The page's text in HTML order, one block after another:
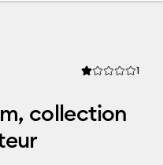
La note 1
collection